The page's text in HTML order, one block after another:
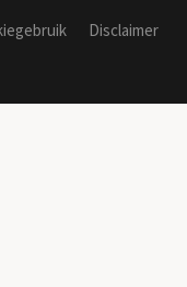
Disclaimer